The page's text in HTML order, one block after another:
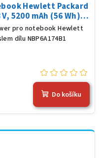
Hewlett Packard
5200 mAh (56 Wh),
pro notebook Hewlett
dílu NBP6A174B1
Do košíku